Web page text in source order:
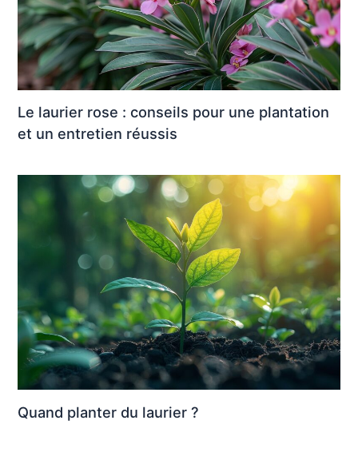
Le laurier rose : conseils pour une plantation
et un entretien réussis
Quand planter du laurier ?